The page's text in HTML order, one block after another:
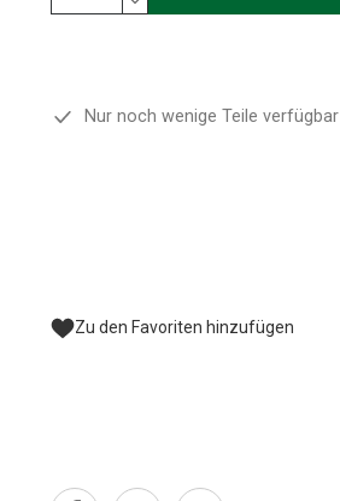
Nur noch wenige Teile verfügbar
Zu den Favoriten hinzufügen